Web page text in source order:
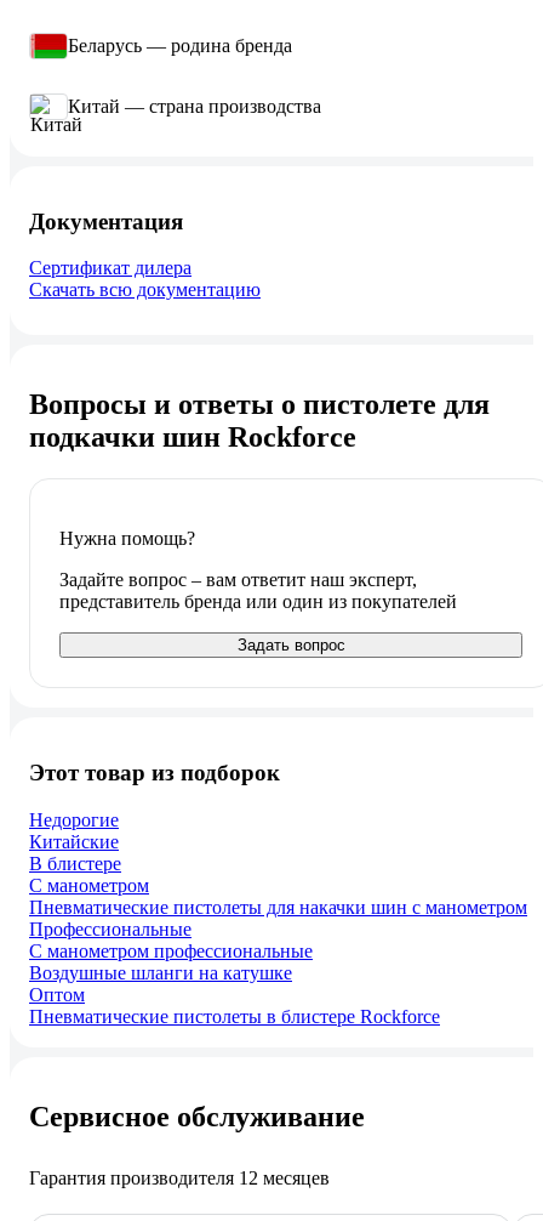
Беларусь — родина бренда
Китай — страна производства
Документация
Сертификат дилера
Скачать всю документацию
Вопросы и ответы о пистолете для
подкачки шин Rockforce
Нужна помощь?
Задайте вопрос – вам ответит наш эксперт,
представитель бренда или один из покупателей
Задать вопрос
Этот товар из подборок
Недорогие
Китайские
В блистере
С манометром
Пневматические пистолеты для накачки шин с манометром
Профессиональные
С манометром профессиональные
Воздушные шланги на катушке
Оптом
Пневматические пистолеты в блистере Rockforce
Сервисное обслуживание
Гарантия производителя 12 месяцев